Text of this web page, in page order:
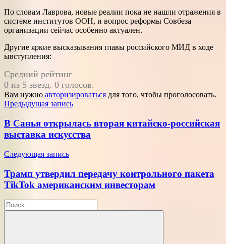
По словам Лаврова, новые реалии пока не нашли отражения в
системе институтов ООН, и вопрос реформы Совбеза
организации сейчас особенно актуален.
Другие яркие высказывания главы российского МИД в ходе
ывступления:
Средний рейтинг
0 из 5 звезд. 0 голосов.
Вам нужно авторизироваться для того, чтобы проголосовать.
Навигация
по
записям
Предыдущая запись
В Санья открылась вторая китайско-российская
выставка искусства
Следующая запись
Трамп утвердил передачу контрольного пакета
TikTok американским инвесторам
Поиск
для: